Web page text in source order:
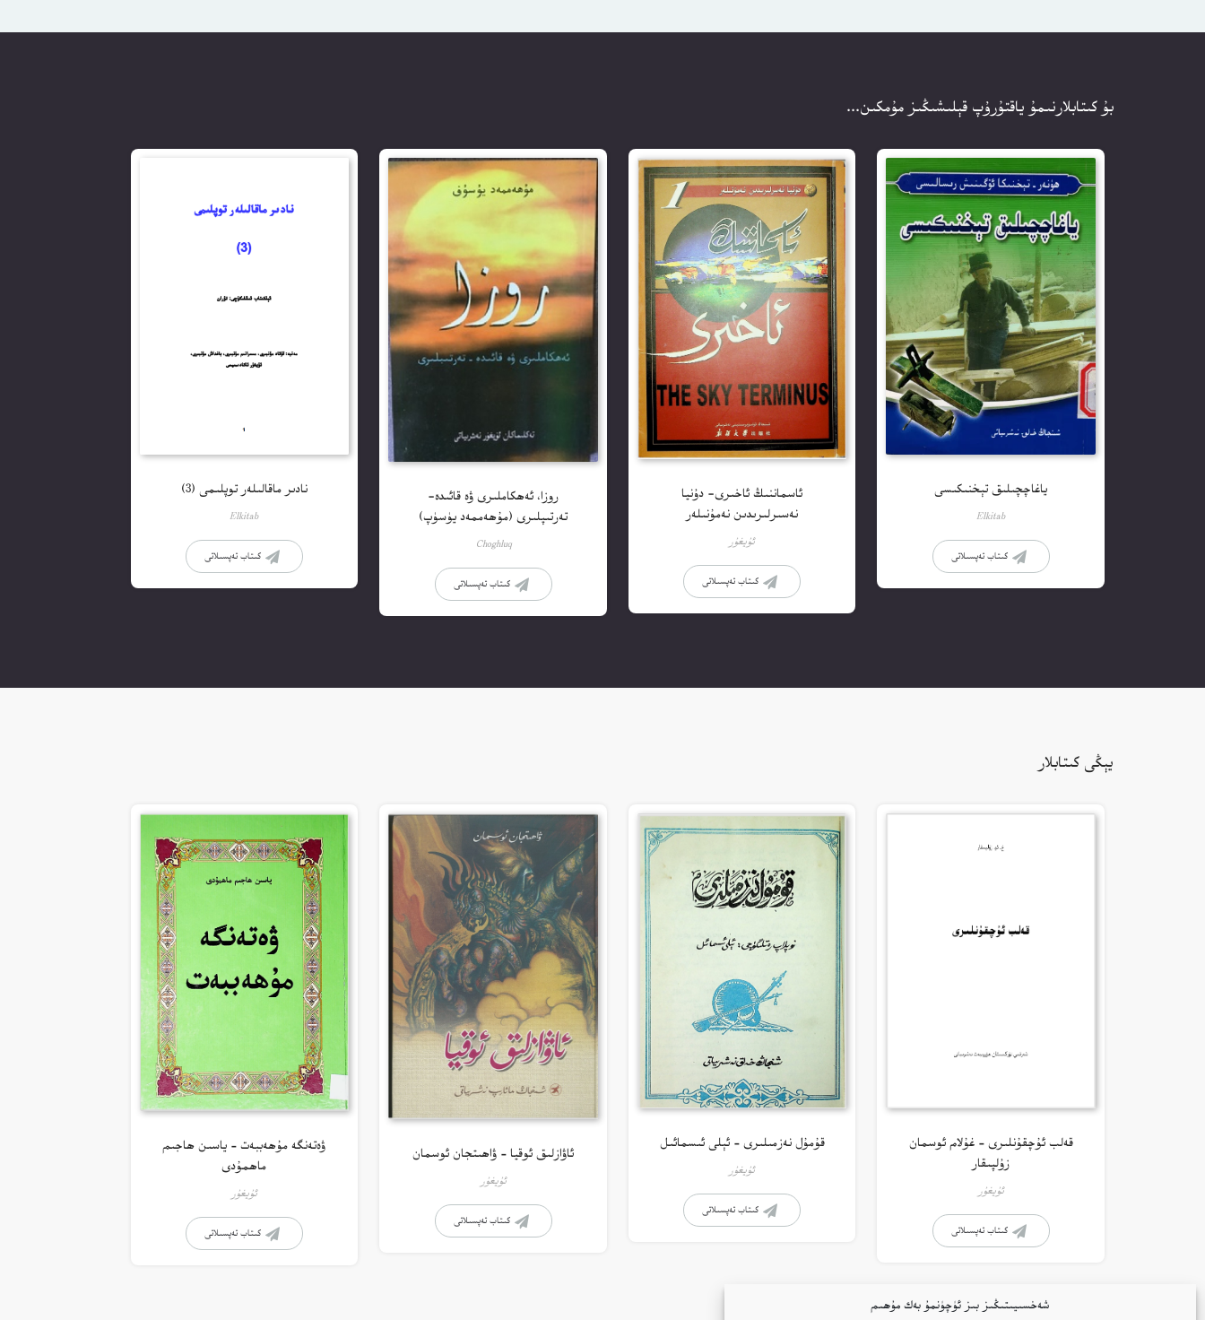
شەخسىيىتىڭىز بىز ئۈچۈنمۇ بەك مۇھىم
بۇ كىتابلارنىمۇ ياقتۇرۇپ قېلىشىڭىز مۇمكىن...
ياغاچچىلىق تېخنىكىسى
Elkitab
كىتاب تەپسىلاتى
ئاسماننىڭ ئاخىرى- دۇنيا
نەسىرلىرىدىن نەمۇنىلەر
ئۇيغۇر
كىتاب تەپسىلاتى
روزا، ئەھكاملىرى ۋە قائىدە-
تەرتىپلىرى (مۇھەممەد يۈسۈپ)
Choghluq
كىتاب تەپسىلاتى
نادىر ماقالىلەر توپلىمى (3)
Elkitab
كىتاب تەپسىلاتى
يېڭى كىتابلار
قەلب ئۇچقۇنلىرى – غۇلام ئوسمان
زۇلپىقار
ئۇيغۇر
كىتاب تەپسىلاتى
قۇمۇل نەزمىلىرى – ئېلى ئىسمائىل
ئۇيغۇر
كىتاب تەپسىلاتى
ئاۋازلىق ئوقيا – ۋاھىتجان ئوسمان
ئۇيغۇر
كىتاب تەپسىلاتى
ۋەتەنگە مۇھەببەت – ياسىن ھاجىم
ماھمۇدى
ئۇيغۇر
كىتاب تەپسىلاتى